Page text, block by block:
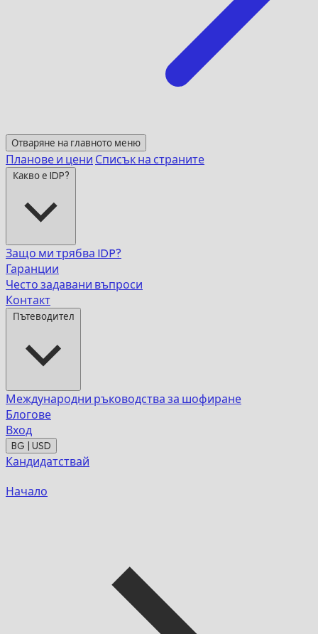
Отваряне на главното меню
Планове и цени Списък на страните
Какво е IDP?
Защо ми трябва IDP?
Гаранции
Често задавани въпроси
Контакт
Пътеводител
Международни ръководства за шофиране
Блогове
Вход
BG | USD
Кандидатствай
Начало